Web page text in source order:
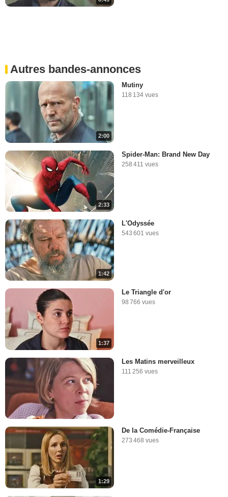
Autres bandes-annonces
2:00
Mutiny
118 134 vues
2:33
Spider-Man: Brand New Day
258 411 vues
1:42
L'Odyssée
543 601 vues
1:37
Le Triangle d'or
98 766 vues
Les Matins merveilleux
111 256 vues
1:29
De la Comédie-Française
273 468 vues